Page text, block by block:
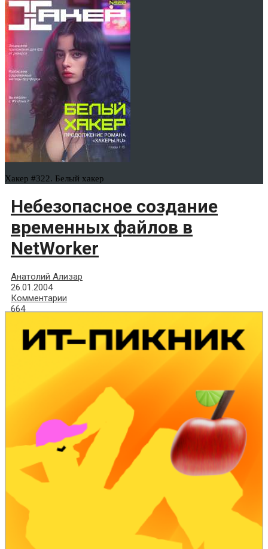
Хакер #322. Белый хакер
Небезопасное создание
временных файлов в
NetWorker
Анатолий Ализар
26.01.2004
Комментарии
664